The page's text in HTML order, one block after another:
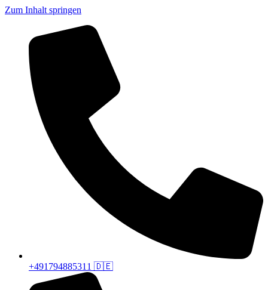
Zum Inhalt springen
+491794885311 🇩🇪